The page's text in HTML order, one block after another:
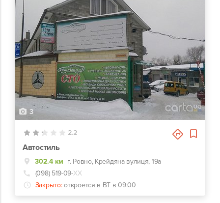
3
2.2
Автостиль
302.4 км г. Ровно, Крейдяна вулиця, 19а
(098) 519-09-ХХ
Закрыто: откроется в ВТ в 09:00